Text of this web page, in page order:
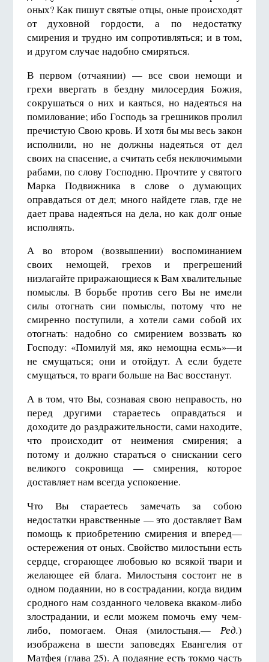
оных? Как пишут святые отцы, оные происходят
от духовной гордости, а по недостатку
смирения и трудно им сопротивляться; и в том,
и другом случае надобно смиряться.
В первом (отчаянии) — все свои немощи и
грехи ввергать в бездну милосердия Божия,
сокрушаться о них и каяться, но надеяться на
помилование; ибо Господь за грешников пролил
пречистую Свою кровь. И хотя бы мы весь закон
исполнили, но не должны надеяться от дел
своих на спасение, а считать себя неключимыми
рабами, по слову Господню. Прочтите у святого
Марка Подвижника в слове о думающих
оправдаться от дел; много найдете глав, где не
дает права надеяться на дела, но как долг оные
исполнять.
А во втором (возвышении) воспоминанием
своих немощей, грехов и прегрешений
низлагайте приражающиеся к Вам хвалительные
помыслы. В борьбе против сего Вы не имели
силы отогнать сии помыслы, потому что не
смиренно поступили, а хотели сами собой их
отогнать: надобно со смирением воззвать ко
Господу: «Помилуй мя, яко немощна есмь»—и
не смущаться; они и отойдут. А если будете
смущаться, то враги больше на Вас восстанут.
А в том, что Вы, сознавая свою неправость, но
перед другими стараетесь оправдаться и
доходите до раздражительности, сами находите,
что происходит от неимения смирения; а
потому и должно стараться о снискании сего
великого сокровища — смирения, которое
доставляет нам всегда успокоение.
Что Вы стараетесь замечать за собою
недостатки нравственные — это доставляет Вам
помощь к приобретению смирения и вперед—
остережения от оных. Свойство милостыни есть
сердце, сгорающее любовью ко всякой твари и
желающее ей блага. Милостыня состоит не в
одном подаянии, но в сострадании, когда видим
сродного нам созданного человека вкаком-либо
злострадании, и если можем помочь ему чем-
либо, помогаем. Оная (милостыня.—Ред.)
изображена в шести заповедях Евангелия от
Матфея (глава 25). А подаяние есть токмо часть